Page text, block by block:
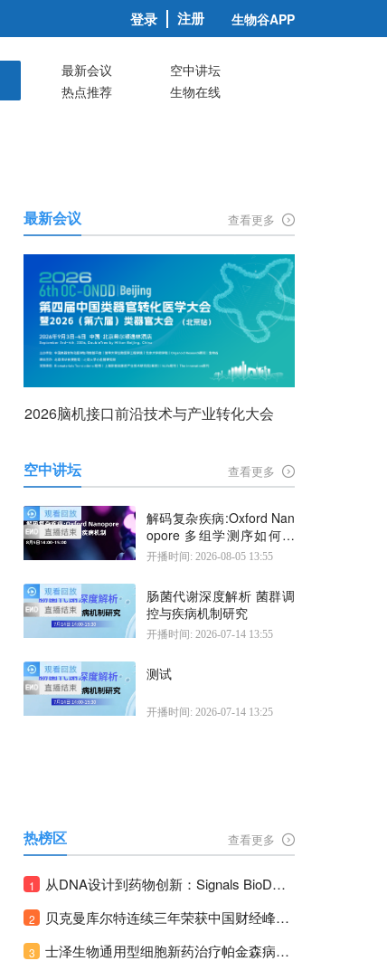
登录 注册 生物谷APP
最新会议
空中讲坛
热点推荐
生物在线
最新会议 查看更多
2026脑机接口前沿技术与产业转化大会
空中讲坛 查看更多
解码复杂疾病:Oxford Nan
opore 多组学测序如何揭
示疾病机制
开播时间: 2026-08-05 13:55
肠菌代谢深度解析 菌群调
控与疾病机制研究
开播时间: 2026-07-14 13:55
测试
开播时间: 2026-07-14 13:25
热榜区 查看更多
1 从DNA设计到药物创新：Signals BioDesign如何重塑分子生物学研发生态！
2 贝克曼库尔特连续三年荣获中国财经峰会三项大奖！
3 士泽生物通用型细胞新药治疗帕金森病注册临床II期全部入组完成！